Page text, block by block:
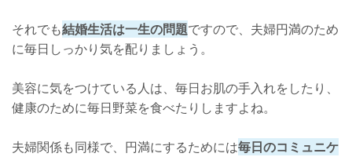
それでも結婚生活は一生の問題ですので、夫婦円満のため
に毎日しっかり気を配りましょう。
美容に気をつけている人は、毎日お肌の手入れをしたり、
健康のために毎日野菜を食べたりしますよね。
夫婦関係も同様で、円満にするためには毎日のコミュニケ